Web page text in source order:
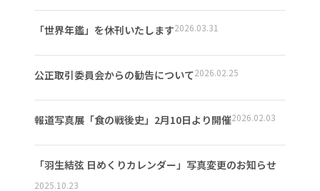
「世界年鑑」を休刊いたします2026.03.31
公正取引委員会からの勧告について2026.02.25
報道写真展「食の戦後史」2月10日より開催2026.02.03
「羽生結弦 日めくりカレンダー」写真変更のお知らせ
2025.10.23